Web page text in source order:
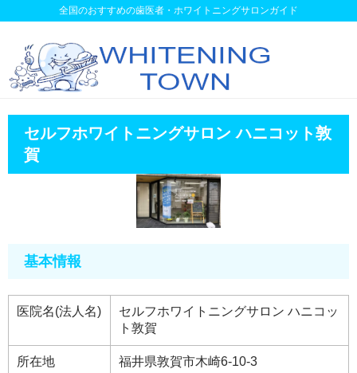
全国のおすすめの歯医者・ホワイトニングサロンガイド
セルフホワイトニングサロン ハニコット敦
賀
基本情報
医院名(法人名)
セルフホワイトニングサロン ハニコッ
ト敦賀
所在地 福井県敦賀市木崎6-10-3